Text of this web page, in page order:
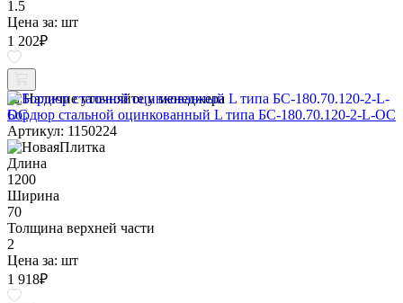
1.5
Цена за: шт
1 202₽
Наличие уточняйте у менеджера
Бордюр стальной оцинкованный L типа БС-180.70.120-2-L-ОС
Артикул: 1150224
Длина
1200
Ширина
70
Толщина верхней части
2
Цена за: шт
1 918₽